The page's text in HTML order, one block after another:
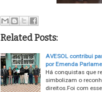
Related Posts:
AVESOL contribui
por Emenda
Há conquistas que
simbolizam o
direitos.Foi com